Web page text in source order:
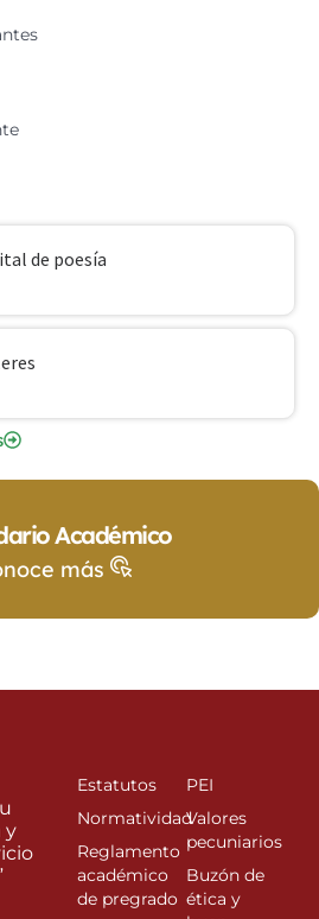
de poesía
Académico
más
y
Estatutos
Normatividad
Reglamento
académico
de pregrado
PEI
Valores
pecuniarios
Buzón de
ética y